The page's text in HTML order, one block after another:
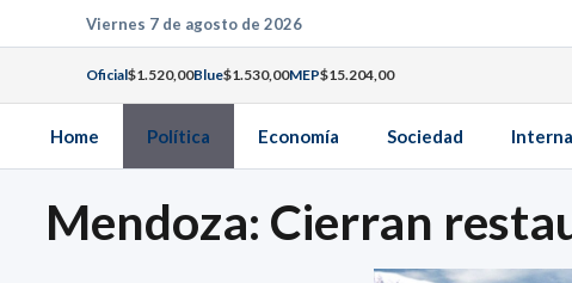
al
contenido
Viernes 7 de agosto de 2026
Oficial$1.520,00Blue$1.530,00MEP$15.204,00
Home Política Economía Sociedad
Mendoza: Cierran